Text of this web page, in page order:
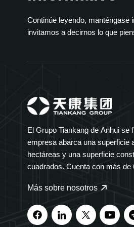
Continúe leyendo, manténgase
invitamos a decirnos lo que
El Grupo Tiankang de Anhui se
empresa abarca una superficie
hectáreas y una superficie
cuadrados. Cuenta con más de
Grupo Tiankang se especializa
medidores, cables ópticos,
farmacéuticos, equipos
Más sobre nosotros